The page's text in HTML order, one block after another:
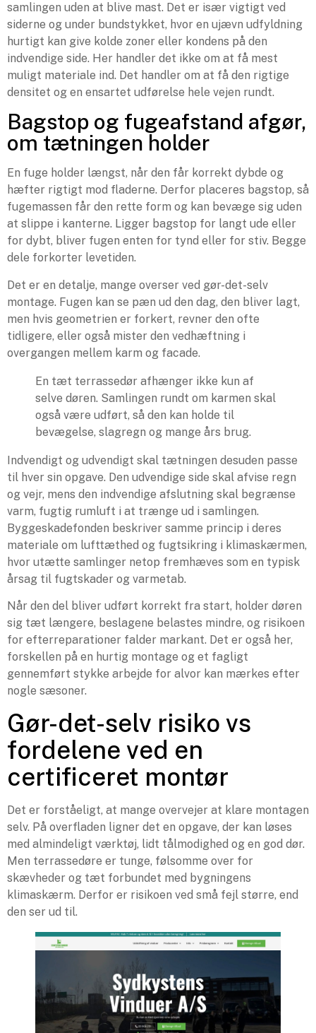
samlingen uden at blive mast. Det er især vigtigt ved
siderne og under bundstykket, hvor en ujævn udfyldning
hurtigt kan give kolde zoner eller kondens på den
indvendige side. Her handler det ikke om at få mest
muligt materiale ind. Det handler om at få den rigtige
densitet og en ensartet udførelse hele vejen rundt.
Bagstop og fugeafstand afgør,
om tætningen holder
En fuge holder længst, når den får korrekt dybde og
hæfter rigtigt mod fladerne. Derfor placeres bagstop, så
fugemassen får den rette form og kan bevæge sig uden
at slippe i kanterne. Ligger bagstop for langt ude eller
for dybt, bliver fugen enten for tynd eller for stiv. Begge
dele forkorter levetiden.
Det er en detalje, mange overser ved gør-det-selv
montage. Fugen kan se pæn ud den dag, den bliver lagt,
men hvis geometrien er forkert, revner den ofte
tidligere, eller også mister den vedhæftning i
overgangen mellem karm og facade.
En tæt terrassedør afhænger ikke kun af
selve døren. Samlingen rundt om karmen skal
også være udført, så den kan holde til
bevægelse, slagregn og mange års brug.
Indvendigt og udvendigt skal tætningen desuden passe
til hver sin opgave. Den udvendige side skal afvise regn
og vejr, mens den indvendige afslutning skal begrænse
varm, fugtig rumluft i at trænge ud i samlingen.
Byggeskadefonden beskriver samme princip i deres
materiale om lufttæthed og fugtsikring i klimaskærmen,
hvor utætte samlinger netop fremhæves som en typisk
årsag til fugtskader og varmetab.
Når den del bliver udført korrekt fra start, holder døren
sig tæt længere, beslagene belastes mindre, og risikoen
for efterreparationer falder markant. Det er også her,
forskellen på en hurtig montage og et fagligt
gennemført stykke arbejde for alvor kan mærkes efter
nogle sæsoner.
Gør-det-selv risiko vs
fordelene ved en
certificeret montør
Det er forståeligt, at mange overvejer at klare montagen
selv. På overfladen ligner det en opgave, der kan løses
med almindeligt værktøj, lidt tålmodighed og en god dør.
Men terrassedøre er tunge, følsomme over for
skævheder og tæt forbundet med bygningens
klimaskærm. Derfor er risikoen ved små fejl større, end
den ser ud til.